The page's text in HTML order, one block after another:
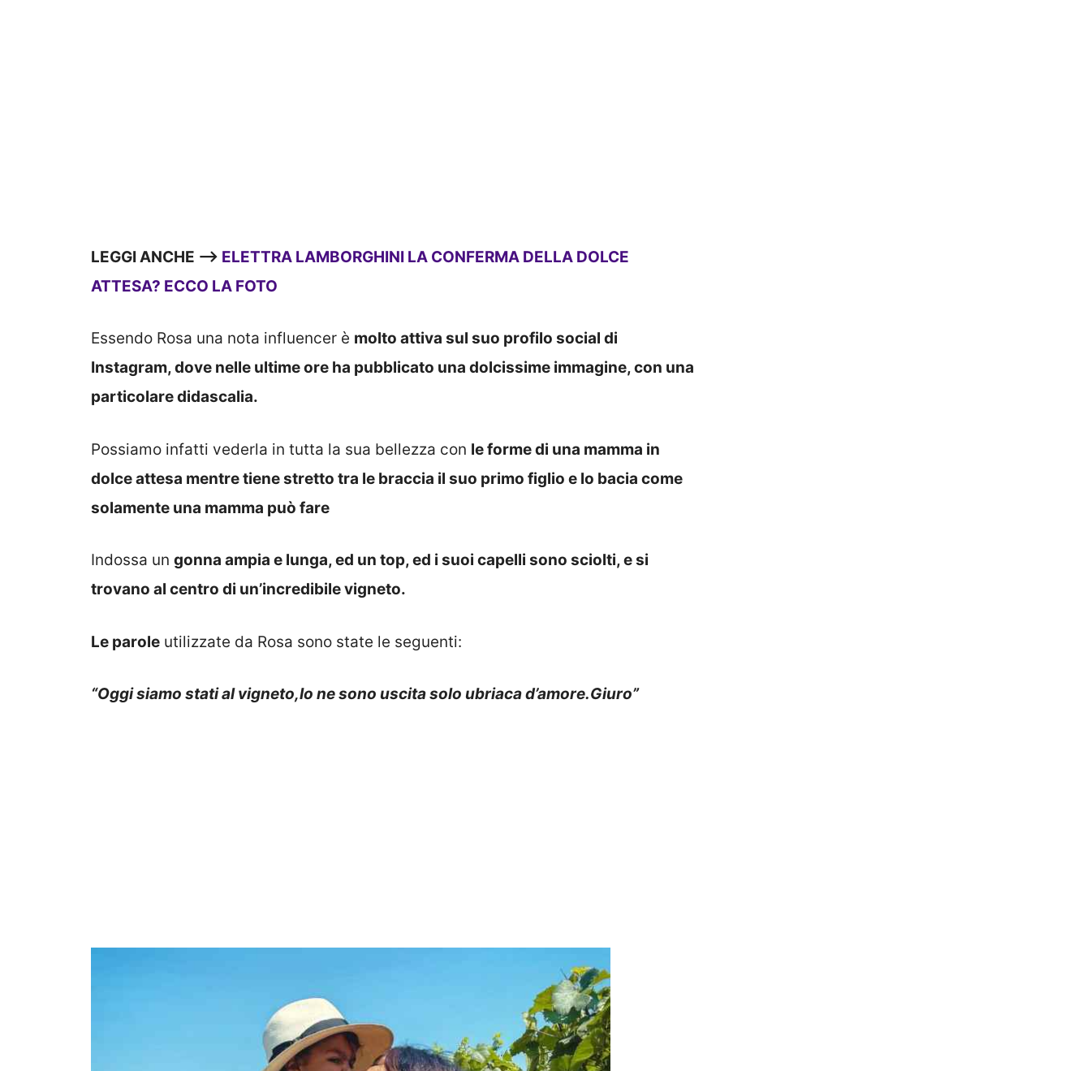
LEGGI ANCHE —> ELETTRA LAMBORGHINI LA CONFERMA DELLA DOLCE
ATTESA? ECCO LA FOTO
Essendo Rosa una nota influencer è molto attiva sul suo profilo social di
Instagram, dove nelle ultime ore ha pubblicato una dolcissime immagine, con una
particolare didascalia.
Possiamo infatti vederla in tutta la sua bellezza con le forme di una mamma in
dolce attesa mentre tiene stretto tra le braccia il suo primo figlio e lo bacia come
solamente una mamma può fare
Indossa un gonna ampia e lunga, ed un top, ed i suoi capelli sono sciolti, e si
trovano al centro di un’incredibile vigneto.
Le parole utilizzate da Rosa sono state le seguenti:
“Oggi siamo stati al vigneto,Io ne sono uscita solo ubriaca d’amore.Giuro”